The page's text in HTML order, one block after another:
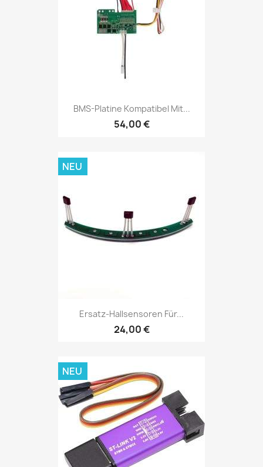
BMS-Platine Kompatibel Mit...
54,00 €
Ersatz-Hallsensoren Für...
24,00 €
NEU
NEU